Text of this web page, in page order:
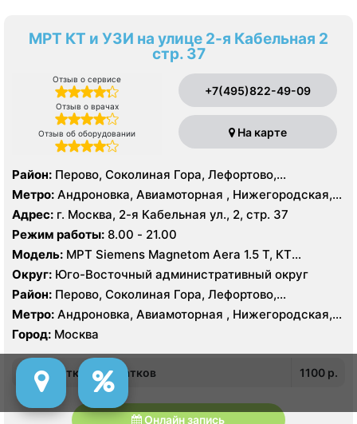
МРТ КТ и УЗИ на улице 2-я Кабельная 2
стр. 37
Отзыв о сервисе
Отзыв о врачах
Отзыв об оборудовании
+7(495)822-49-09
На карте
Район: Перово, Соколиная Гора, Лефортово,
Нижегородский
Метро: Андроновка, Авиамоторная , Нижегородская,
Площадь Ильича, Шоссе Энтузиастов
Адрес: г. Москва, 2-я Кабельная ул., 2, стр. 37
Режим работы: 8.00 - 21.00
Модель: МРТ Siemens Magnetom Aera 1.5 T, КТ
TOSHIBA Prime Aquilion 160 срезов, УЗИ GE LOGIQ S8
Округ: Юго-Восточный административный округ
Район: Перово, Соколиная Гора, Лефортово,
Нижегородский
Метро: Андроновка, Авиамоторная , Нижегородская,
Площадь Ильича, Шоссе Энтузиастов
Город: Москва
УЗИ матки и придатков 1100 p.
Онлайн запись